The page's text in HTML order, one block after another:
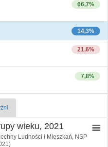
66,7%
14,3%
21,6%
7,8%
wieku, 2021
Ludności i Mieszkań, NSP